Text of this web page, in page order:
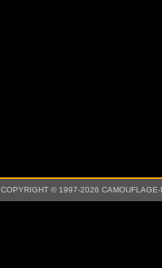
COPYRIGHT © 1997-2026 CAMOUFLAGE-